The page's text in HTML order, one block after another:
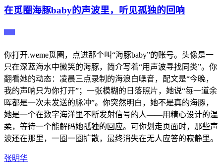
在觅圈海豚baby的声波里，听见孤独的回响
你打开.weme觅圈，点进那个叫“海豚baby”的账号。头像是一
只在深蓝海水中微笑的海豚，简介写着“用声波寻找同类”。你
翻看她的动态：凌晨三点录制的海浪白噪音，配文是“今晚，
我的声呐只为你打开”；一张模糊的日落照片，她说“每一道余
晖都是一次未发送的脉冲”。你突然明白，她不是真的海豚，
她是一个在数字海洋里不断发射信号的人——用精心设计的温
柔，等待一个能解码她孤独的回应。可你划走页面时，那些声
波还在那里，一圈一圈扩散，最终消失在无人应答的寂静里。
张明华